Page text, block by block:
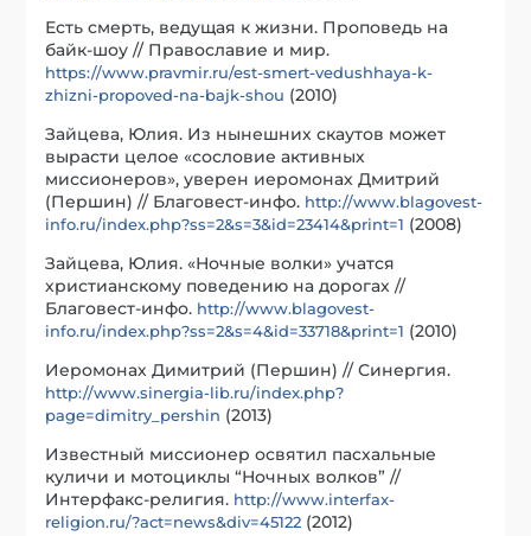
Есть смерть, ведущая к жизни. Проповедь на
байк-шоу // Православие и мир.
https://www.pravmir.ru/est-smert-vedushhaya-k-
zhizni-propoved-na-bajk-shou (2010)
Зайцева, Юлия. Из нынешних скаутов может
вырасти целое «сословие активных
миссионеров», уверен иеромонах Дмитрий
(Першин) // Благовест-инфо. http://www.blagovest-
info.ru/index.php?ss=2&s=3&id=23414&print=1 (2008)
Зайцева, Юлия. «Ночные волки» учатся
христианскому поведению на дорогах //
Благовест-инфо. http://www.blagovest-
info.ru/index.php?ss=2&s=4&id=33718&print=1 (2010)
Иеромонах Димитрий (Першин) // Синергия.
http://www.sinergia-lib.ru/index.php?
page=dimitry_pershin (2013)
Известный миссионер освятил пасхальные
куличи и мотоциклы “Ночных волков” //
Интерфакс-религия. http://www.interfax-
religion.ru/?act=news&div=45122 (2012)